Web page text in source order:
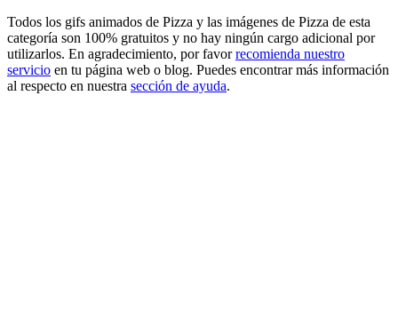
Todos los gifs animados de Pizza y las imágenes de Pizza de esta
categoría son 100% gratuitos y no hay ningún cargo adicional por
utilizarlos. En agradecimiento, por favorrecomienda nuestro
servicio en tu página web o blog. Puedes encontrar más información
al respecto en nuestra sección de ayuda.